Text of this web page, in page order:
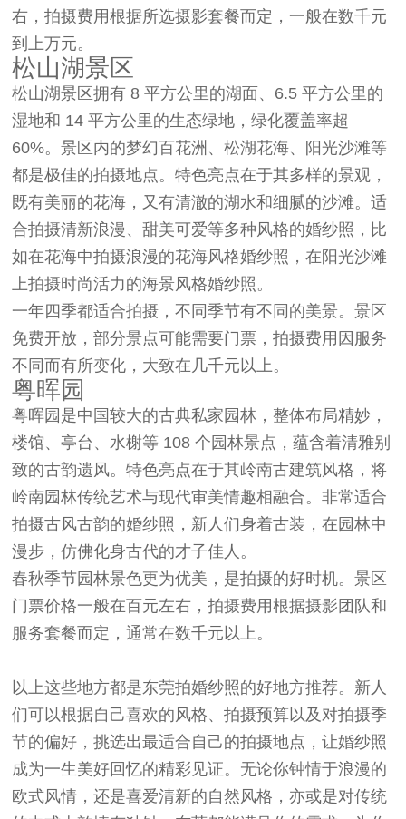
右，拍摄费用根据所选摄影套餐而定，一般在数千元
到上万元。
松山湖景区
松山湖景区拥有 8 平方公里的湖面、6.5 平方公里的
湿地和 14 平方公里的生态绿地，绿化覆盖率超
60%。景区内的梦幻百花洲、松湖花海、阳光沙滩等
都是极佳的拍摄地点。特色亮点在于其多样的景观，
既有美丽的花海，又有清澈的湖水和细腻的沙滩。适
合拍摄清新浪漫、甜美可爱等多种风格的婚纱照，比
如在花海中拍摄浪漫的花海风格婚纱照，在阳光沙滩
上拍摄时尚活力的海景风格婚纱照。
一年四季都适合拍摄，不同季节有不同的美景。景区
免费开放，部分景点可能需要门票，拍摄费用因服务
不同而有所变化，大致在几千元以上。
粤晖园
粤晖园是中国较大的古典私家园林，整体布局精妙，
楼馆、亭台、水榭等 108 个园林景点，蕴含着清雅别
致的古韵遗风。特色亮点在于其岭南古建筑风格，将
岭南园林传统艺术与现代审美情趣相融合。非常适合
拍摄古风古韵的婚纱照，新人们身着古装，在园林中
漫步，仿佛化身古代的才子佳人。
春秋季节园林景色更为优美，是拍摄的好时机。景区
门票价格一般在百元左右，拍摄费用根据摄影团队和
服务套餐而定，通常在数千元以上。
以上这些地方都是东莞拍婚纱照的好地方推荐。新人
们可以根据自己喜欢的风格、拍摄预算以及对拍摄季
节的偏好，挑选出最适合自己的拍摄地点，让婚纱照
成为一生美好回忆的精彩见证。无论你钟情于浪漫的
欧式风情，还是喜爱清新的自然风格，亦或是对传统